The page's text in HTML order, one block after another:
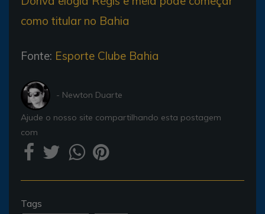
como titular no Bahia
Fonte: Esporte Clube Bahia
- Newton Duarte
Ajude o nosso site compartilhando esta postagem
com
Tags